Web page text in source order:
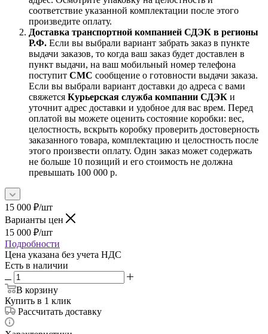
соответствие указанной комплектации после этого
произведите оплату.
Доставка транспортной компанией СДЭК в регионы
Р.Ф. Если вы выбрали вариант забрать заказ в пункте
выдачи заказов, то когда ваш заказ будет доставлен в
пункт выдачи, на ваш мобильный номер телефона
поступит СМС сообщение о готовности выдачи заказа.
Если вы выбрали вариант доставки до адреса с вами
свяжется Курьерская служба компании СДЭК и
уточнит адрес доставки и удобное для вас врем. Перед
оплатой вы можете оценить состояние коробки: вес,
целостность, вскрыть коробку проверить достоверность
заказанного товара, комплектацию и целостность после
этого произвести оплату. Один заказ может содержать
не больше 10 позиций и его стоимость не должна
превышать 100 000 р.
15 000 ₽/шт
Варианты цен
15 000 ₽/шт
Подробности
Цена указана без учета НДС
Есть в наличии
В корзину
Купить в 1 клик
Рассчитать доставку